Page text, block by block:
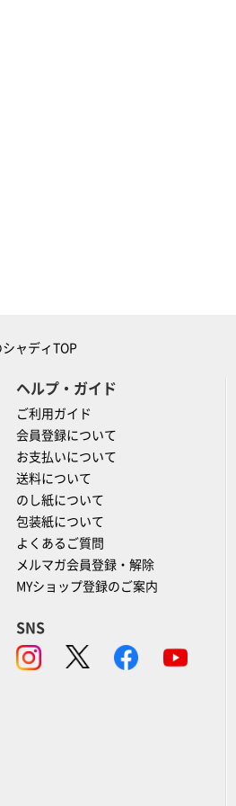
ャディTOP
ヘルプ・ガイド
ご利用ガイド
会員登録について
お支払いについて
送料について
のし紙について
包装紙について
よくあるご質問
メルマガ会員登録・解除
MYショップ登録のご案内
SNS